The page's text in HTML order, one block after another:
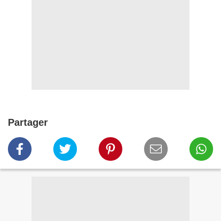
Partager